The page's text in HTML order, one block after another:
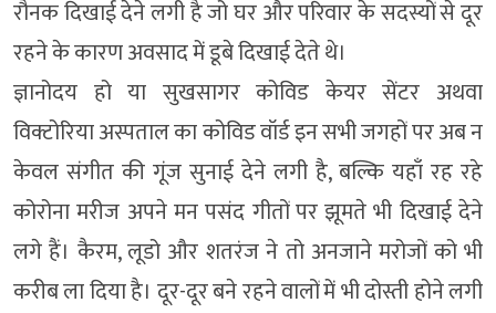
रौनक दिखाई देने लगी है जो घर और परिवार के सदस्यों से दूर
रहने के कारण अवसाद में डूबे दिखाई देते थे।
ज्ञानोदय हो या सुखसागर कोविड केयर सेंटर अथवा
विक्टोरिया अस्पताल का कोविड वॉर्ड इन सभी जगहों पर अब न
केवल संगीत की गूंज सुनाई देने लगी है, बल्कि यहाँ रह रहे
कोरोना मरीज अपने मन पसंद गीतों पर झूमते भी दिखाई देने
लगे हैं। कैरम, लूडो और शतरंज ने तो अनजाने मरोजों को भी
करीब ला दिया है। दूर-दूर बने रहने वालों में भी दोस्ती होने लगी